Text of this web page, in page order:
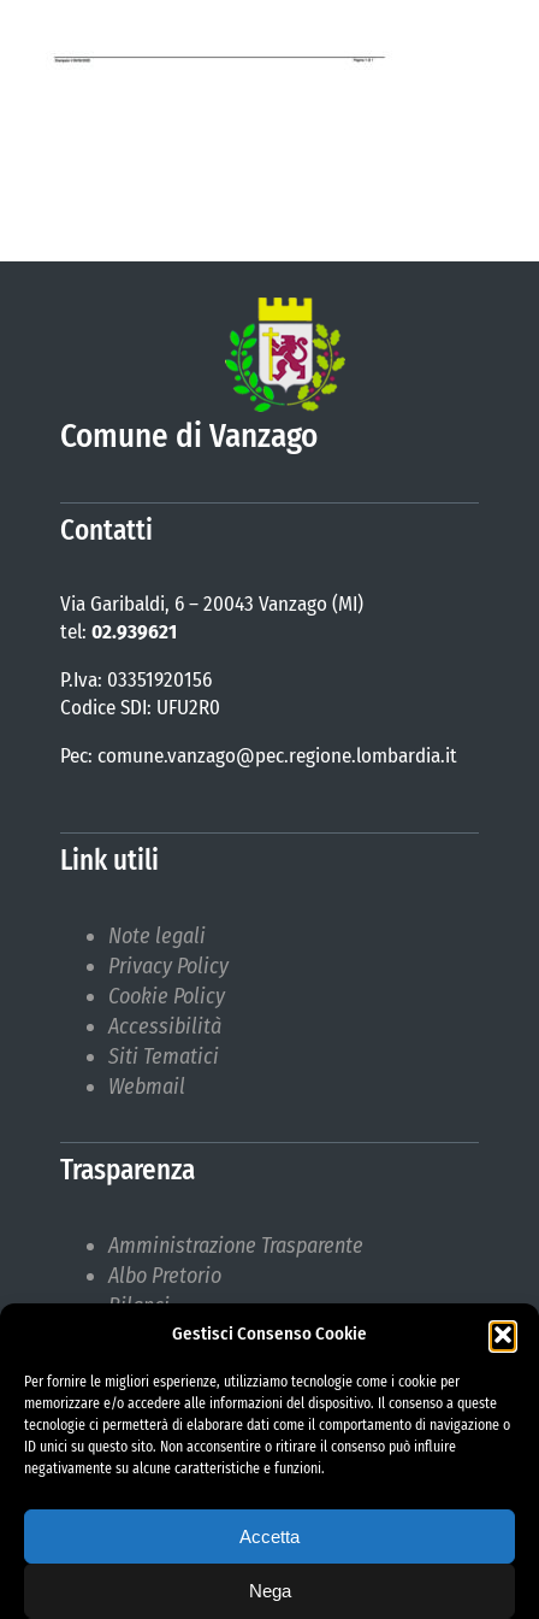
Gestisci Consenso Cookie
Per fornire le migliori esperienze, utilizziamo tecnologie come i cookie per
memorizzare e/o accedere alle informazioni del dispositivo. Il consenso a queste
tecnologie ci permetterà di elaborare dati come il comportamento di navigazione o
ID unici su questo sito. Non acconsentire o ritirare il consenso può influire
negativamente su alcune caratteristiche e funzioni.
Accetta
Nega
VIVERE VANZAGO
Comune di Vanzago
Contatti
Via Garibaldi, 6 – 20043 Vanzago (MI)
tel: 02.939621
P.Iva: 03351920156
Codice SDI: UFU2R0
Pec: comune.vanzago@pec.regione.lombardia.it
Link utili
Note legali
Privacy Policy
Cookie Policy
Accessibilità
Siti Tematici
Webmail
Trasparenza
Amministrazione Trasparente
Albo Pretorio
Bilanci
Bandi di gara
Responsabile protezione dati (RPD)